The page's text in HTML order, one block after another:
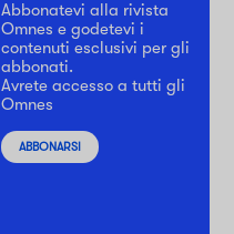
Abbonatevi alla rivista
Omnes e godetevi i
contenuti esclusivi per gli
abbonati.
Avrete accesso a tutti gli
Omnes
ABBONARSI